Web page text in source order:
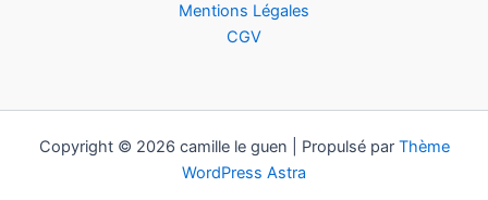
Mentions Légales
CGV
Copyright © 2026 camille le guen | Propulsé par Thème
WordPress Astra